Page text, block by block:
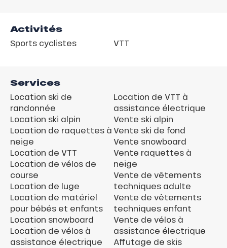
Activités
Sports cyclistes VTT
Services
Location ski de
randonnée
Location ski alpin
Location de raquettes à
neige
Location de VTT
Location de vélos de
course
Location de luge
Location de matériel
pour bébés et enfants
Location snowboard
Location de vélos à
assistance électrique
Location de VTT à
assistance électrique
Vente ski alpin
Vente ski de fond
Vente snowboard
Vente raquettes à
neige
Vente de vêtements
techniques adulte
Vente de vêtements
techniques enfant
Vente de vélos à
assistance électrique
Affutage de skis